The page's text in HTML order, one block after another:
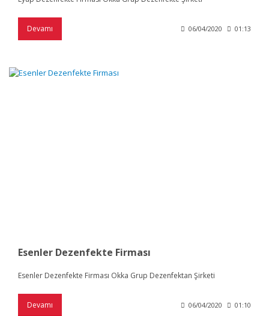
Devamı 06/04/2020 01:13
Esenler Dezenfekte Firması
Esenler Dezenfekte Firması Okka Grup Dezenfektan Şirketi
Devamı 06/04/2020 01:10